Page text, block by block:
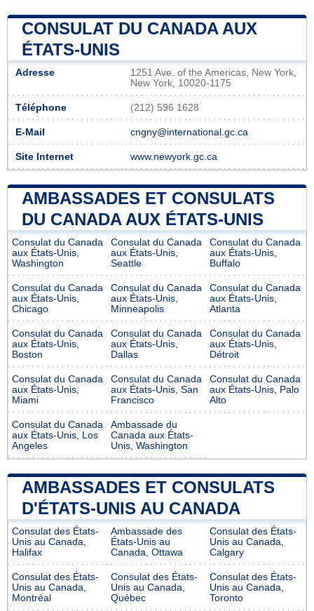
CONSULAT DU CANADA AUX
ÉTATS-UNIS
Adresse
1251 Ave. of the Americas, New York,
New York, 10020-1175
Téléphone (212) 596 1628
E-Mail cngny@international.gc.ca
Site Internet www.newyork.gc.ca
AMBASSADES ET CONSULATS
DU CANADA AUX ÉTATS-UNIS
Consulat du Canada
aux États-Unis,
Washington
Consulat du Canada
aux États-Unis,
Seattle
Consulat du Canada
aux États-Unis,
Buffalo
Consulat du Canada
aux États-Unis,
Chicago
Consulat du Canada
aux États-Unis,
Minneapolis
Consulat du Canada
aux États-Unis,
Atlanta
Consulat du Canada
aux États-Unis,
Boston
Consulat du Canada
aux États-Unis,
Dallas
Consulat du Canada
aux États-Unis,
Détroit
Consulat du Canada
aux États-Unis,
Miami
Consulat du Canada
aux États-Unis, San
Francisco
Consulat du Canada
aux États-Unis, Palo
Alto
Consulat du Canada
aux États-Unis, Los
Angeles
Ambassade du
Canada aux États-
Unis, Washington
AMBASSADES ET CONSULATS
D'ÉTATS-UNIS AU CANADA
Consulat des États-
Unis au Canada,
Halifax
Ambassade des
États-Unis au
Canada, Ottawa
Consulat des États-
Unis au Canada,
Calgary
Consulat des États-
Unis au Canada,
Montréal
Consulat des États-
Unis au Canada,
Québec
Consulat des États-
Unis au Canada,
Toronto